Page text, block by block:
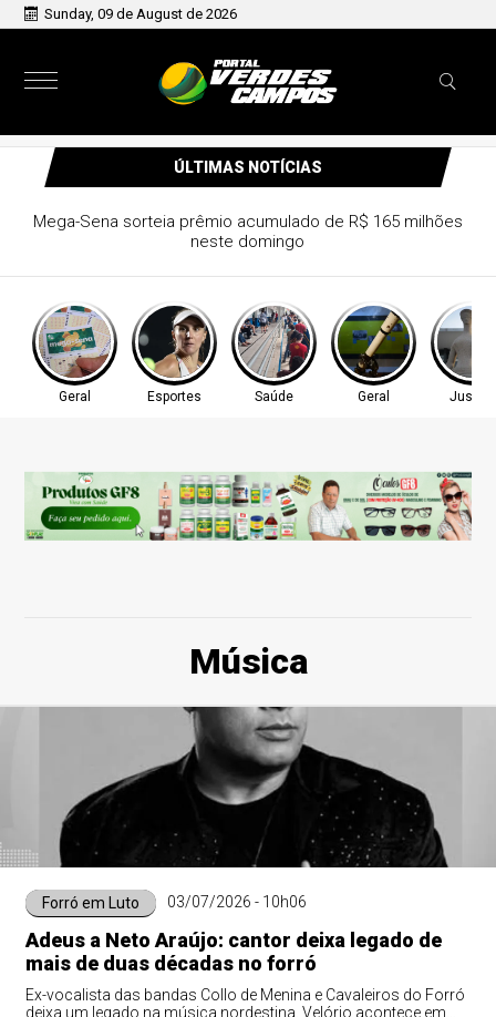
Sunday, 09 de August de 2026
ÚLTIMAS NOTÍCIAS
Mega-Sena sorteia prêmio acumulado de R$ 165 milhões
neste domingo
Geral Esportes Saúde Geral Justiça
Música
Forró em Luto 03/07/2026 - 10h06
Adeus a Neto Araújo: cantor deixa legado de
mais de duas décadas no forró
Ex-vocalista das bandas Collo de Menina e Cavaleiros do Forró
deixa um legado na música nordestina. Velório acontece em